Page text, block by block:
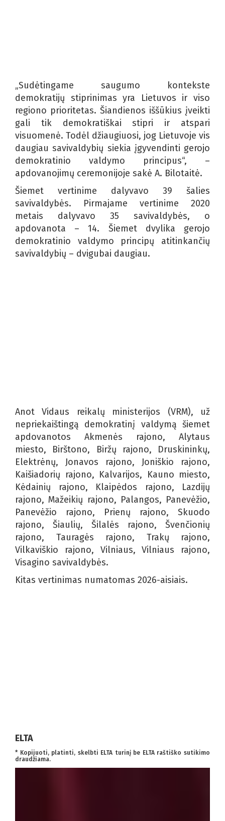
„Sudėtingame saugumo kontekste
demokratijų stiprinimas yra Lietuvos ir viso
regiono prioritetas. Šiandienos iššūkius įveikti
gali tik demokratiškai stipri ir atspari
visuomenė. Todėl džiaugiuosi, jog Lietuvoje vis
daugiau savivaldybių siekia įgyvendinti gerojo
demokratinio valdymo principus“, –
apdovanojimų ceremonijoje sakė A. Bilotaitė.
Šiemet vertinime dalyvavo 39 šalies
savivaldybės. Pirmajame vertinime 2020
metais dalyvavo 35 savivaldybės, o
apdovanota – 14. Šiemet dvylika gerojo
demokratinio valdymo principų atitinkančių
savivaldybių – dvigubai daugiau.
Anot Vidaus reikalų ministerijos (VRM), už
nepriekaištingą demokratinį valdymą šiemet
apdovanotos Akmenės rajono, Alytaus
miesto, Birštono, Biržų rajono, Druskininkų,
Elektrėnų, Jonavos rajono, Joniškio rajono,
Kaišiadorių rajono, Kalvarijos, Kauno miesto,
Kėdainių rajono, Klaipėdos rajono, Lazdijų
rajono, Mažeikių rajono, Palangos, Panevėžio,
Panevėžio rajono, Prienų rajono, Skuodo
rajono, Šiaulių, Šilalės rajono, Švenčionių
rajono, Tauragės rajono, Trakų rajono,
Vilkaviškio rajono, Vilniaus, Vilniaus rajono,
Visagino savivaldybės.
Kitas vertinimas numatomas 2026-aisiais.
ELTA
* Kopijuoti, platinti, skelbti ELTA turinį be ELTA raštiško sutikimo
draudžiama.